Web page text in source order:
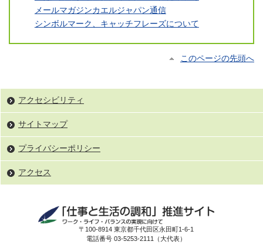
メールマガジンカエルジャパン通信
シンボルマーク、キャッチフレーズについて
このページの先頭へ
アクセシビリティ
サイトマップ
プライバシーポリシー
アクセス
〒100-8914 東京都千代田区永田町1-6-1
電話番号 03-5253-2111（大代表）